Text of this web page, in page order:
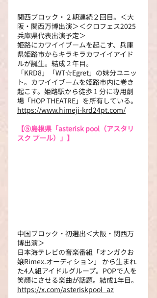
関西ブロック・２期連続２回目。＜大
阪・関西万博出演＞＜クロフェス2025
兵庫県代表出演予定＞
姫路にカワイイブームを起こす、兵庫
県姫路市からキラキラカワイイアイド
ルが誕生。結成２年目。
「KRD8」「WT☆Egret」の妹分ユニッ
ト。カワイイブームを姫路市内に巻き
起こす。姫路駅から徒歩 1 分に専用劇
場「HOP THEATRE」を所有している。
https://www.himeji-krd24pt.com/
【⑤島根県「asterisk pool（アスタリ
スク プール）」】
中国ブロック・初選出＜大阪・関西万
博出演＞
日本海テレビの音楽番組「オンガクお
嬢Rimex.オーディション」 から生まれ
た4人組アイドルグループ。POPで人を
笑顔にさせる楽曲が話題。結成1年目。
https://x.com/asteriskpool_az